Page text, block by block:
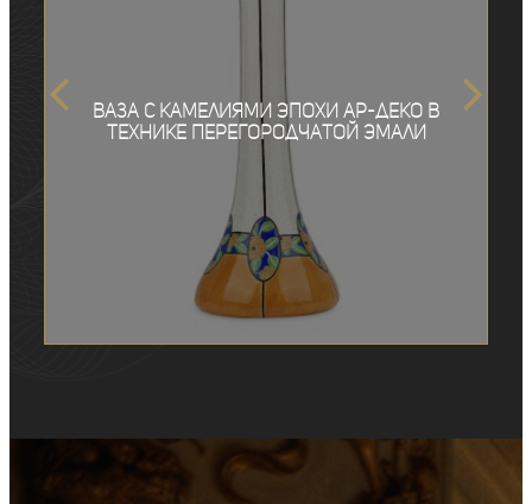
Ваза с камелиями эпохи ар-деко в
технике перегородчатой эмали